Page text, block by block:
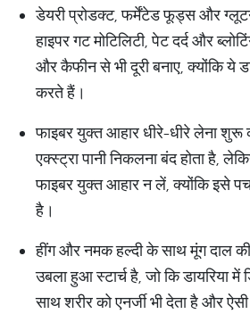
डेयरी प्रोडक्ट, फर्मेंटेड फूड्स और
हाइपर गट मोटिलिटी, पेट दर्द और
और कैफीन से भी दूरी बनाए, क्योंकि ये
करते हैं।
फाइबर युक्त आहार धीरे-धीरे लेना
एक्स्ट्रा पानी निकलना बंद होता है,
फाइबर युक्त आहार न लें, क्योंकि इसे
है।
हींग और नमक हल्दी के साथ मूंग दाल
उबला हुआ स्टार्च है, जो कि डायरिया
साथ शरीर को एनर्जी भी देता है और